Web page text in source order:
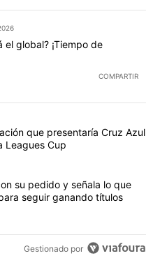
global? ¡Tiempo de
COMPARTIR
más comentarios en los
"Con ausencias, la
que presentaría Cruz Azul
Leagues Cup
"Javier Alarcón insiste con
su pedido y señala lo que
seguir ganando títulos
Gestionado por